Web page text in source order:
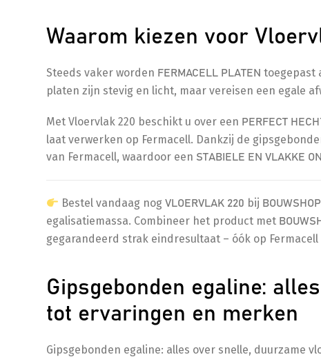
Waarom kiezen voor
Steeds vaker worden FERMACELL PLATEN toegepast
platen zijn stevig en licht, maar vereisen een egale
Met Vloervlak 220 beschikt u over een PERFECT
laat verwerken op Fermacell. Dankzij de
van Fermacell, waardoor een STABIELE EN VLAKKE
Bestel vandaag nogVLOERVLAK 220 bij
egalisatiemassa. Combineer het product met
gegarandeerd strak eindresultaat – óók op
Gipsgebonden egaline:
tot ervaringen en merken
Gipsgebonden egaline: alles over snelle, duurzame